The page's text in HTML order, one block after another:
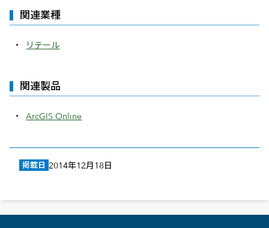
掲載日 2014年12月18日
関連業種
リテール
関連製品
ArcGIS Online